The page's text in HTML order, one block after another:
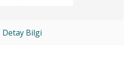
Detay Bilgi